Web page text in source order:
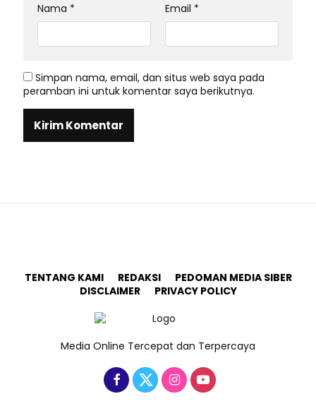
Nama * Email *
Simpan nama, email, dan situs web saya pada
peramban ini untuk komentar saya berikutnya.
TENTANG KAMI REDAKSI
PEDOMAN MEDIA SIBER
DISCLAIMER
PRIVACY POLICY
Media Online Tercepat dan Terpercaya